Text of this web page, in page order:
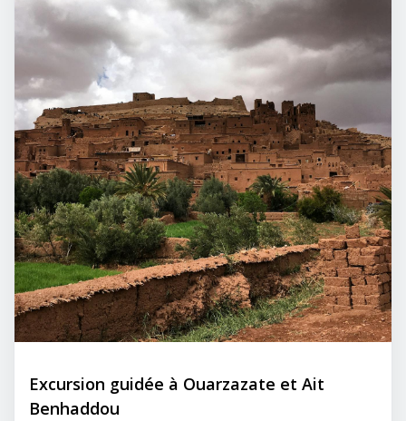
Excursion guidée à Ouarzazate et Ait
Benhaddou